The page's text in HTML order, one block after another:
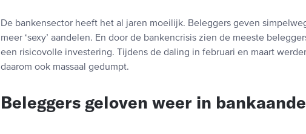
De bankensector heeft het al jaren moeilijk. Beleggers geven
meer ‘sexy’ aandelen. En door de bankencrisis zien de meeste
een risicovolle investering. Tijdens de daling in februari en maart
daarom ook massaal gedumpt.
Beleggers geloven weer in